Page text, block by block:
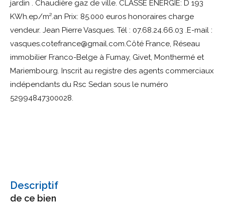
jardin . Chaudière gaz de ville. CLASSE ENERGIE: D 193
KWh.ep/m².an Prix: 85.000 euros honoraires charge
vendeur. Jean Pierre Vasques. Tél : 07.68.24.66.03 .E-mail :
vasques.cotefrance@gmail.com.Côté France, Réseau
immobilier Franco-Belge à Fumay, Givet, Monthermé et
Mariembourg. Inscrit au registre des agents commerciaux
indépendants du Rsc Sedan sous le numéro
52994847300028.
descriptif
de ce bien